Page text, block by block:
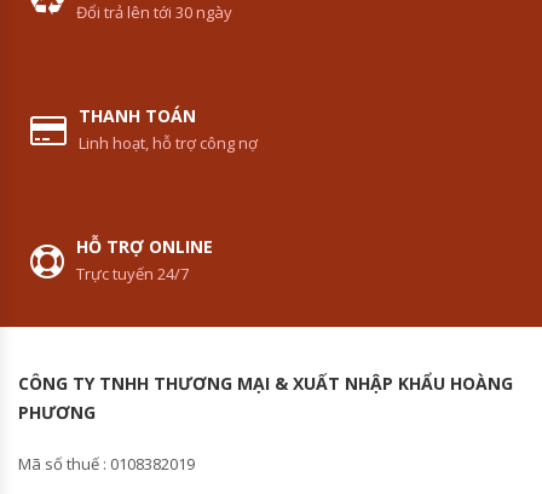
Đổi trả lên tới 30 ngày
THANH TOÁN
Linh hoạt, hỗ trợ công nợ
HỖ TRỢ ONLINE
Trực tuyến 24/7
CÔNG TY TNHH THƯƠNG MẠI & XUẤT NHẬP KHẨU HOÀNG
PHƯƠNG
Mã số thuế : 0108382019